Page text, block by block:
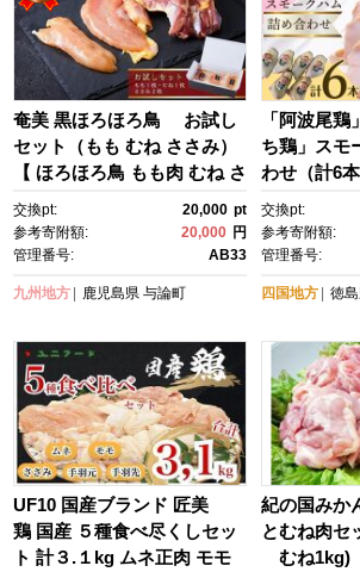
奄美 黒ほろほろ鳥 お試し
セット（もも むね ささみ）
【 ほろほろ鳥 もも肉 むね さ
さみ肉 食鳥の女王 国産 ホロ
ホロチョウ 鶏肉 とりに
く 鳥 鶏 鹿児島県 与論島 ヨ
交換pt: 20,000 pt
参考寄附額:
20,000 円
管理番号:
AB33
九州地方 鹿児島県 与論町
「阿波尾
ち鶏」スモ
わせ（計6本
交換pt:
参考寄附額:
管理番号:
四国地方 徳
UF10 国産ブランド 匠美
鶏 国産 ５種食べ尽くしセッ
ト 計３.１kg ムネ正肉 モモ
紀の国み
とむね肉
むね1kg)